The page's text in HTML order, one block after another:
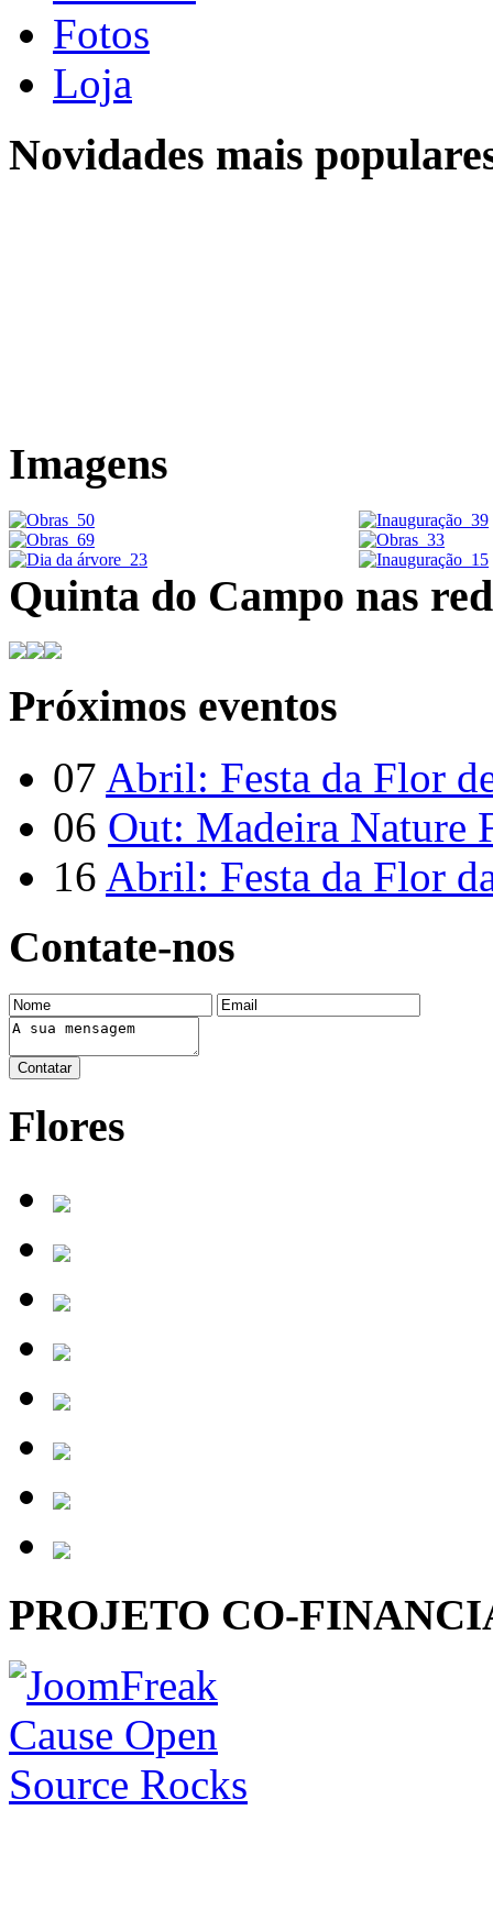
Fotos
Loja
Novidades mais
Imagens
Quinta do Campo nas
Próximos eventos
07 Abril: Festa da Flor
06 Out: Madeira Nature
16 Abril: Festa da Flor
Contate-nos
Flores
PROJETO CO-